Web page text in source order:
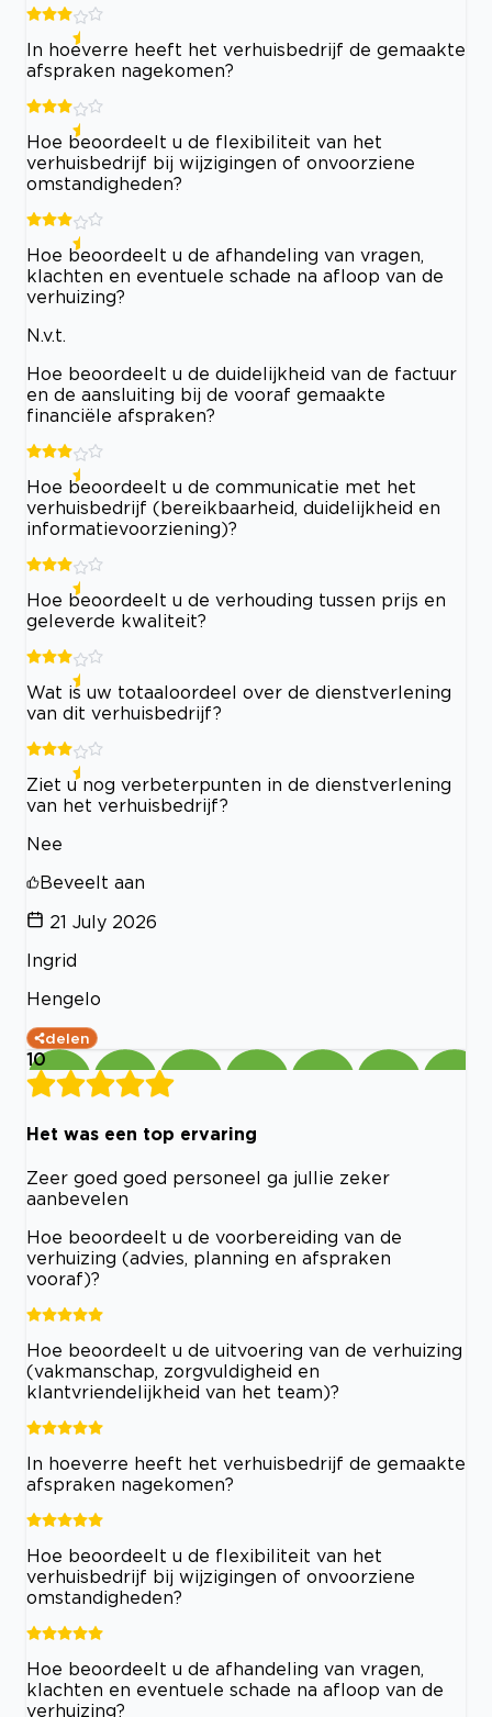
In hoeverre heeft het verhuisbedrijf de gemaakte
afspraken nagekomen?
Hoe beoordeelt u de flexibiliteit van het
verhuisbedrijf bij wijzigingen of onvoorziene
omstandigheden?
Hoe beoordeelt u de afhandeling van vragen,
klachten en eventuele schade na afloop van de
verhuizing?
N.v.t.
Hoe beoordeelt u de duidelijkheid van de factuur
en de aansluiting bij de vooraf gemaakte
financiële afspraken?
Hoe beoordeelt u de communicatie met het
verhuisbedrijf (bereikbaarheid, duidelijkheid en
informatievoorziening)?
Hoe beoordeelt u de verhouding tussen prijs en
geleverde kwaliteit?
Wat is uw totaaloordeel over de dienstverlening
van dit verhuisbedrijf?
Ziet u nog verbeterpunten in de dienstverlening
van het verhuisbedrijf?
Nee
Beveelt aan
21 July 2026
Ingrid
Hengelo
delen
10
Het was een top ervaring
Zeer goed goed personeel ga jullie zeker
aanbevelen
Hoe beoordeelt u de voorbereiding van de
verhuizing (advies, planning en afspraken
vooraf)?
Hoe beoordeelt u de uitvoering van de verhuizing
(vakmanschap, zorgvuldigheid en
klantvriendelijkheid van het team)?
In hoeverre heeft het verhuisbedrijf de gemaakte
afspraken nagekomen?
Hoe beoordeelt u de flexibiliteit van het
verhuisbedrijf bij wijzigingen of onvoorziene
omstandigheden?
Hoe beoordeelt u de afhandeling van vragen,
klachten en eventuele schade na afloop van de
verhuizing?